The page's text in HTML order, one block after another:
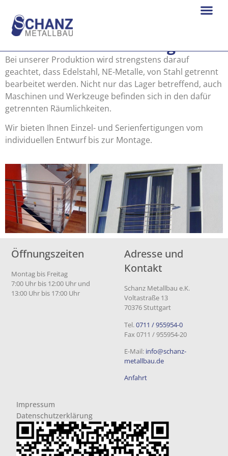
Edelstahlverarbeitung
Bei unserer Produktion wird strengstens darauf
geachtet, dass Edelstahl, NE-Metalle, von Stahl getrennt
bearbeitet werden. Nicht nur das Lager betreffend, auch
Maschinen und Werkzeuge befinden sich in den dafür
getrennten Räumlichkeiten.
Wir bieten Ihnen Einzel- und Serienfertigungen vom
individuellen Entwurf bis zur Montage.
Öffnungszeiten
Montag bis Freitag
7:00 Uhr bis 12:00 Uhr und
13:00 Uhr bis 17:00 Uhr
Adresse und
Kontakt
Schanz Metallbau e.K.
Voltastraße 13
70376 Stuttgart
Tel.0711 / 955954-0
Fax 0711 / 955954-20
E-Mail: info@schanz-
metallbau.de
Anfahrt
Impressum
Datenschutzerklärung